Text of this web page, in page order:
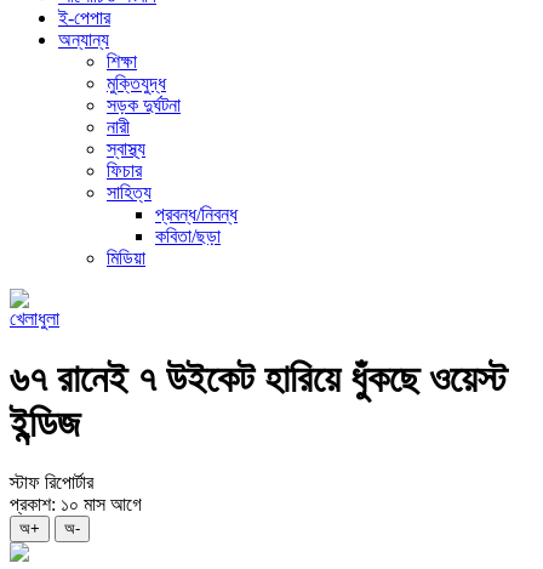
ই-পেপার
অন্যান্য
শিক্ষা
মুক্তিযুদ্ধ
সড়ক দুর্ঘটনা
নারী
স্বাস্থ্য
ফিচার
সাহিত্য
প্রবন্ধ/নিবন্ধ
কবিতা/ছড়া
মিডিয়া
খেলাধুলা
৬৭ রানেই ৭ উইকেট হারিয়ে ধুঁকছে ওয়েস্ট
ইন্ডিজ
স্টাফ রিপোর্টার
প্রকাশ: ১০ মাস আগে
অ+ অ-